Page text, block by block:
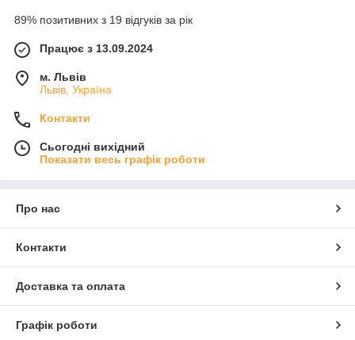
89% позитивних з 19 відгуків за рік
Працює з 13.09.2024
м. Львів
Львів, Україна
Контакти
Сьогодні вихідний
Показати весь графік роботи
Про нас
Контакти
Доставка та оплата
Графік роботи